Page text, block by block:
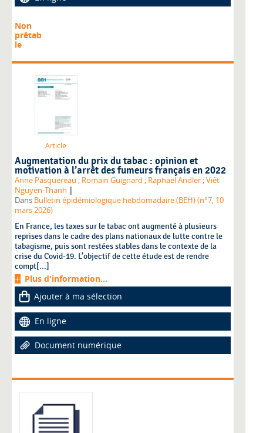
Non
prêtab
le
Article
Augmentation du prix du tabac : opinion et
motivation à l’arrêt des fumeurs français en 2022
Anne Pasquereau ; Romain Guignard ; Raphaël Andler ;Viêt
Nguyen-Thanh |
Dans Bulletin épidémiologique hebdomadaire (BEH) (n°7, 10
mars 2026)
En France, les taxes sur le tabac ont augmenté à plusieurs
reprises dans le cadre des plans nationaux de lutte contre le
tabagisme, puis sont restées stables dans le contexte de la
crise du Covid-19. L’objectif de cette étude est de rendre
compt[...]
Plus d'information...
Ajouter à ma sélection
En ligne
Document numérique